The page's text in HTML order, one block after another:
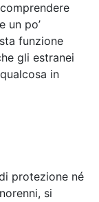
un po’
funzione
gli estranei
in
protezione né
si